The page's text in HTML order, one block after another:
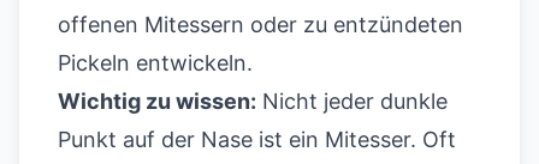
offenen Mitessern oder zu entzündeten
Pickeln entwickeln.
Wichtig zu wissen: Nicht jeder dunkle
Punkt auf der Nase ist ein Mitesser. Oft